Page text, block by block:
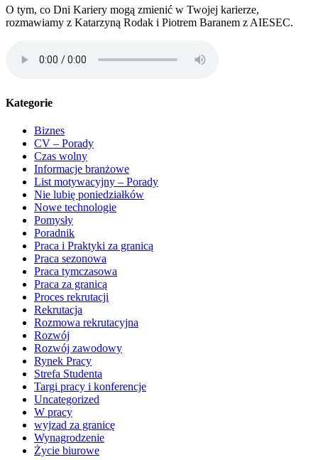
O tym, co Dni Kariery mogą zmienić w Twojej karierze,
rozmawiamy z Katarzyną Rodak i Piotrem Baranem z AIESEC.
Kategorie
Biznes
CV – Porady
Czas wolny
Informacje branżowe
List motywacyjny – Porady
Nie lubię poniedziałków
Nowe technologie
Pomysły
Poradnik
Praca i Praktyki za granicą
Praca sezonowa
Praca tymczasowa
Praca za granicą
Proces rekrutacji
Rekrutacja
Rozmowa rekrutacyjna
Rozwój
Rozwój zawodowy
Rynek Pracy
Strefa Studenta
Targi pracy i konferencje
Uncategorized
W pracy
wyjzad za granicę
Wynagrodzenie
Życie biurowe